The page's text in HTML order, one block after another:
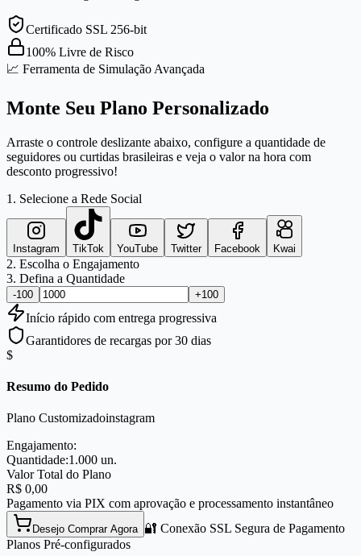
Certificado SSL 256-bit
100% Livre de Risco
📈 Ferramenta de Simulação Avançada
Monte Seu Plano Personalizado
Arraste o controle deslizante abaixo, configure a quantidade de
seguidores ou curtidas brasileiras e veja o valor na hora com
desconto progressivo!
1. Selecione a Rede Social
Instagram TikTok YouTube Twitter Facebook Kwai
2. Escolha o Engajamento
3. Defina a Quantidade
-100 +100
Início rápido com entrega progressiva
Garantidores de recargas por 30 dias
$
Resumo do Pedido
Plano Customizadoinstagram
Engajamento:
Quantidade:1.000 un.
Valor Total do Plano
R$ 0,00
Pagamento via PIX com aprovação e processamento instantâneo
Desejo Comprar Agora 🔐 Conexão SSL Segura de Pagamento
Planos Pré-configurados